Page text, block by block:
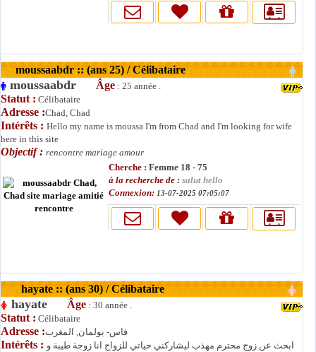
moussaabdr :: (ans 25) / Célibataire
moussaabdr Âge : 25 année .
Statut : Célibataire
Adresse :Chad, Chad
Intérêts : Hello my name is moussa I'm from Chad and I'm looking for wife
here in this site
Objectif : rencontre mariage amour
Cherche : Femme 18 - 75
à la recherche de : salut hello
Connexion: 13-07-2025 07:05:07
hayate :: (ans 30) / Célibataire
hayate Âge : 30 année .
Statut : Célibataire
Adresse :فاس- بولمان, المغرب
Intérêts : ابحث عن زوج محترم مهذب ليشاركني حياتي للزواج انا زوجة طيبة و